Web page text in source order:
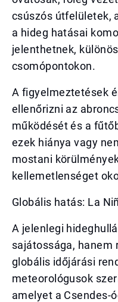
csúszós útfelületek,
a hideg hatásai
jelenthetnek,
csomópontokon.
A figyelmeztetések
ellenőrizni az
működését és a
ezek hiánya vagy
mostani
kellemetlenséget
Globális hatás: La
A jelenlegi
sajátossága, hanem
globális időjárási
meteorológusok
amelyet a Csendes-